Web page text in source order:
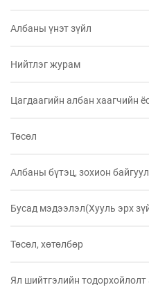
Албаны үнэт зүйл
Нийтлэг журам
Цагдаагийн албан хаагчийн
Төсөл
Албаны бүтэц, зохион
Бусад мэдээлэл(Хууль эрх
Төсөл, хөтөлбөр
Ял шийтгэлийн тодорхойлолт